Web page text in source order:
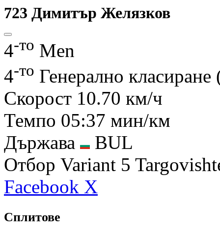
723 Димитър Желязков
4-то Men
4-то Генерално
Скорост 10.70 км/ч
Темпо 05:37 мин/км
Държава
BUL
Отбор Variant 5
Facebook X
Сплитове